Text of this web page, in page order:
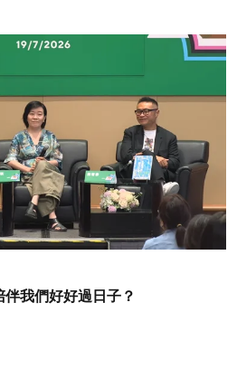
我們好好過日子？